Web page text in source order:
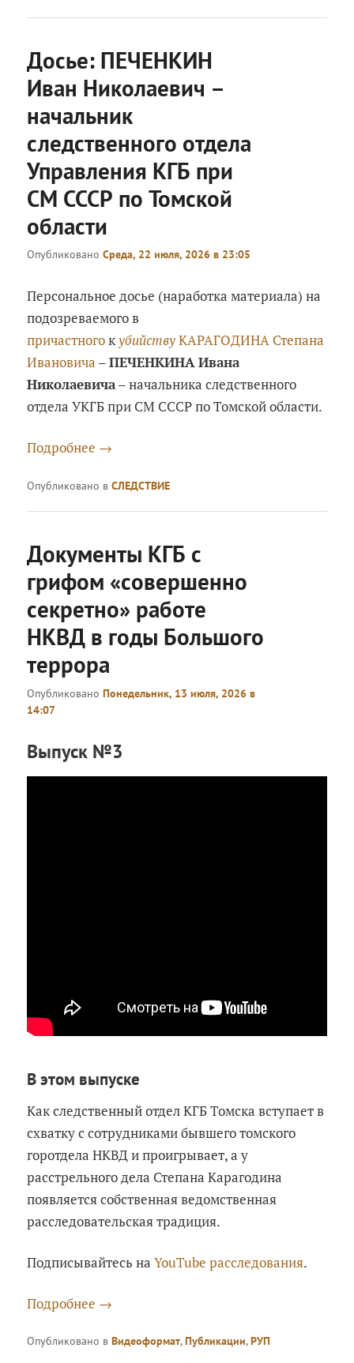
Досье: ПЕЧЕНКИН
Иван Николаевич –
начальник
следственного отдела
Управления КГБ при
СМ СССР по Томской
области
ОпубликованоСреда, 22 июля, 2026 в 23:05
Персональное досье (наработка материала) на
подозреваемого в
причастногокубийствуКАРАГОДИНА Степана
Ивановича –ПЕЧЕНКИНА Ивана
Николаевича– начальника следственного
отдела УКГБ при СМ СССР по Томской области.
Подробнее →
Опубликовано в СЛЕДСТВИЕ
Документы КГБ с
грифом «совершенно
секретно» работе
НКВД в годы Большого
террора
ОпубликованоПонедельник, 13 июля, 2026 в
14:07
Выпуск №3
В этом выпуске
Как следственный отдел КГБ Томска вступает в
схватку с сотрудниками бывшего томского
горотдела НКВД и проигрывает, а у
расстрельного дела Степана Карагодина
появляется собственная ведомственная
расследовательская традиция.
Подписывайтесь наYouTube расследования.
Подробнее →
Опубликовано в Видеоформат,Публикации,РУП